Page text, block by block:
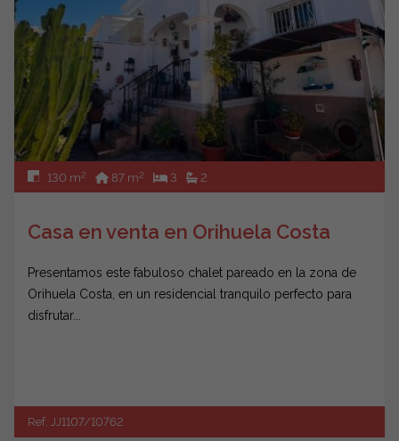
130 m2 87 m2 3 2
Casa en venta en Orihuela Costa
Presentamos este fabuloso chalet pareado en la zona de
Orihuela Costa, en un residencial tranquilo perfecto para
disfrutar...
Ref. JJ1107/10762